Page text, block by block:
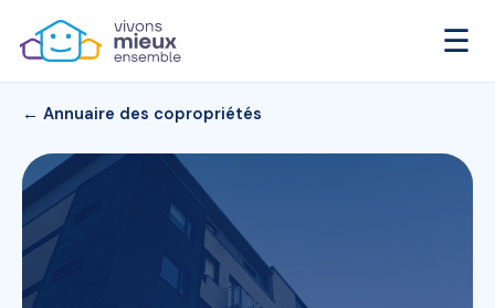
☰
← Annuaire des copropriétés